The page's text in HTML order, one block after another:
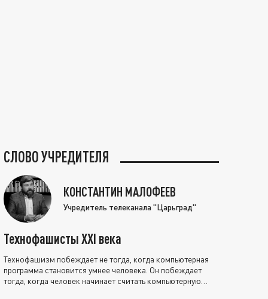
СЛОВО УЧРЕДИТЕЛЯ
КОНСТАНТИН МАЛОФЕЕВ
Учредитель телеканала "Царьград"
Технофашисты XXI века
Технофашизм побеждает не тогда, когда компьютерная
программа становится умнее человека. Он побеждает
тогда, когда человек начинает считать компьютерную